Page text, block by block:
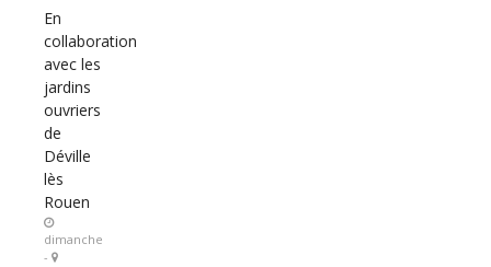
En
collaboration
avec les
jardins
ouvriers
de
Déville
lès
Rouen
dimanche
-